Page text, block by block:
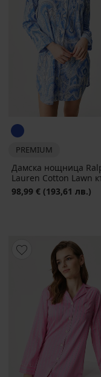
PREMIUM
Дамска нощница
Lauren Cotton Lawn
98,99 € (193,61 лв.)